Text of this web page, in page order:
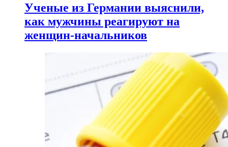
Ученые из Германии выяснили,
как мужчины реагируют на
женщин-начальников